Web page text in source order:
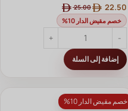
25.00 22.50
خصم مقيض الدار 10%
إضافة إلى السلة
خصم مقيض الدار 10%